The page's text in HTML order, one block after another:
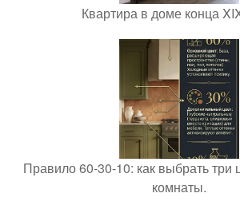
Квартира в доме конца
Правило 60-30-10: как выбрать три
комнаты.